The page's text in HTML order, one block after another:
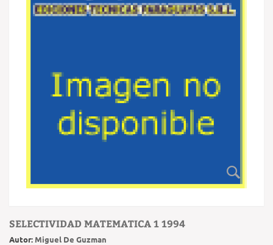
SELECTIVIDAD MATEMATICA 1 1994
Autor: Miguel De Guzman